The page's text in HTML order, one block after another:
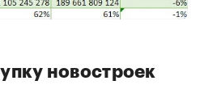
новостроек